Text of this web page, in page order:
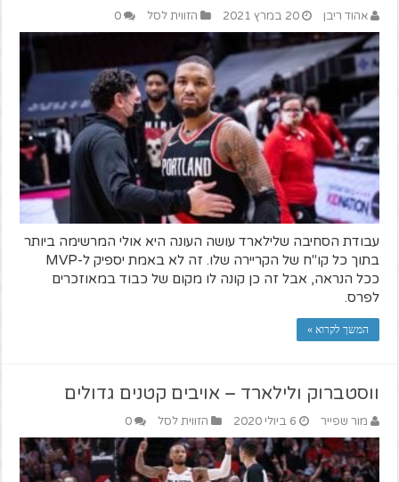
אהוד ריבן 20 במרץ 2021 הזווית לסל 0
עבודת הסחיבה שלילארד עושה העונה היא אולי המרשימה ביותר
בתוך כל קו"ח של הקריירה שלו. זה לא באמת יספיק ל-MVP
ככל הנראה, אבל זה כן קונה לו מקום של כבוד במאוזכרים
לפרס.
המשך לקרוא »
ווסטברוק ולילארד – אויבים קטנים גדולים
מור שפייר 6 ביולי 2020 הזווית לסל 0